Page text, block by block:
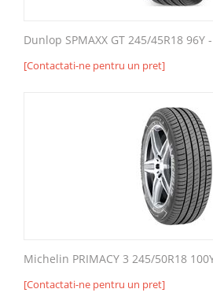
Dunlop SPMAXX GT 245/45R18 96Y
[Contactati-ne pentru un pret]
Michelin PRIMACY 3 245/50R18
[Contactati-ne pentru un pret]